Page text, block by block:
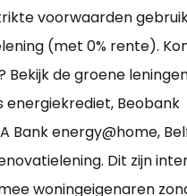
voorwaarden
(met 0% rente).
Bekijk de groene
energiekrediet, Beobank
Bank energy@home,
Dit zijn
woningeigenaren